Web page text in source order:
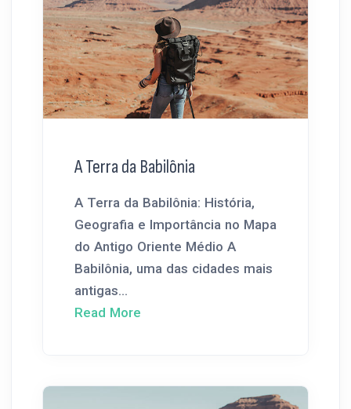
A Terra da Babilônia
A Terra da Babilônia: História,
Geografia e Importância no Mapa
do Antigo Oriente Médio A
Babilônia, uma das cidades mais
antigas...
Read More